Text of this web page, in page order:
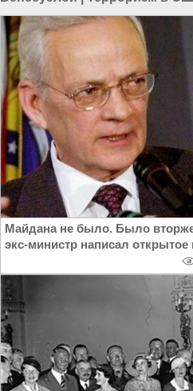
Венесуэле|Терроризм в
Майдана не было. Было
экс-министр написал